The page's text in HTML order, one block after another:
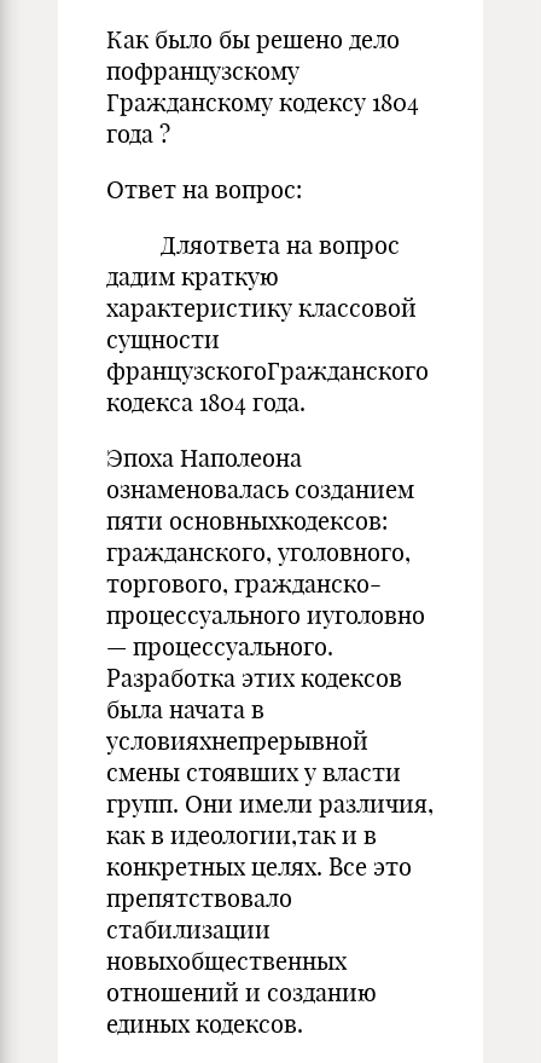
Как было бы решено дело
пофранцузскому
Гражданскому кодексу 1804
года ?
Ответ на вопрос:
Дляответа на вопрос
дадим краткую
характеристику классовой
сущности
французскогоГражданского
кодекса 1804 года.
Эпоха Наполеона
ознаменовалась созданием
пяти основныхкодексов:
гражданского, уголовного,
торгового, гражданско-
процессуального иуголовно
— процессуального.
Разработка этих кодексов
была начата в
условияхнепрерывной
смены стоявших у власти
групп. Они имели различия,
как в идеологии,так и в
конкретных целях. Все это
препятствовало
стабилизации
новыхобщественных
отношений и созданию
единых кодексов.